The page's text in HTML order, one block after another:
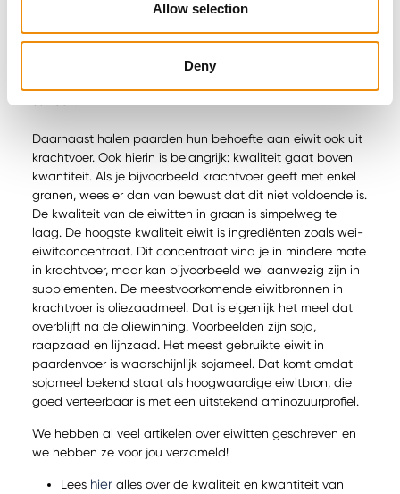
Allow selection
Deny
grasland en tijdstip van de oogst erg belangrijk. Een goed
eiwitten bevat. Daarnaast kun je er als stelregel aan
toevoegen dat een eerste snede ook beduidend hoger in
Daarnaast halen paarden hun behoefte aan eiwit ook uit
krachtvoer. Ook hierin is belangrijk: kwaliteit gaat boven
kwantiteit. Als je bijvoorbeeld krachtvoer geeft met enkel
granen, wees er dan van bewust dat dit niet voldoende is.
De kwaliteit van de eiwitten in graan is simpelweg te
laag. De hoogste kwaliteit eiwit is ingrediënten zoals wei-
eiwitconcentraat. Dit concentraat vind je in mindere mate
in krachtvoer, maar kan bijvoorbeeld wel aanwezig zijn in
supplementen. De meestvoorkomende eiwitbronnen in
krachtvoer is oliezaadmeel. Dat is eigenlijk het meel dat
overblijft na de oliewinning. Voorbeelden zijn soja,
raapzaad en lijnzaad. Het meest gebruikte eiwit in
paardenvoer is waarschijnlijk sojameel. Dat komt omdat
sojameel bekend staat als hoogwaardige eiwitbron, die
goed verteerbaar is met een uitstekend aminozuurprofiel.
We hebben al veel artikelen over eiwitten geschreven en
we hebben ze voor jou verzameld!
Lees hier alles over de kwaliteit en kwantiteit van